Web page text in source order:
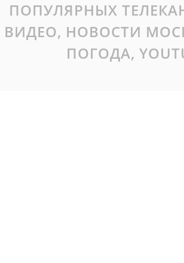
ПОПУЛЯРНЫХ
ВИДЕО, НОВОСТИ
ПОГОДА,